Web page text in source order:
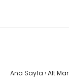
Ana Sayfa ›Alt